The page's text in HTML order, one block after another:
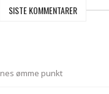
SISTE KOMMENTARER
ømme punkt